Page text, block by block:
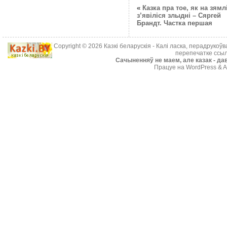
« Казка пра тое, як на
з’явіліся злыдні – Сяргей
Брандт. Частка першая
Copyright © 2026 Казкі беларускія - Калі ласка,
перепечатке
Cачыненняў не маем, але казак -
Працуе на WordPress &